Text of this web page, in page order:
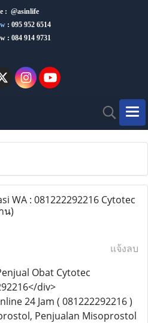
: @asinlife
: 095 952 6514
: 084 914 9731
WA : 081222292216 Cytotec
น)
แจ้งลบ
Obat Cytotec
div>
24 Jam ( 081222292216 )
Penjualan Misoprostol